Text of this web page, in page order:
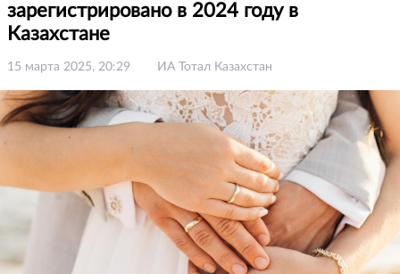
зарегистрировано в 2024 году в
Казахстане
15 марта 2025, 20:29 ИА Тотал Казахстан